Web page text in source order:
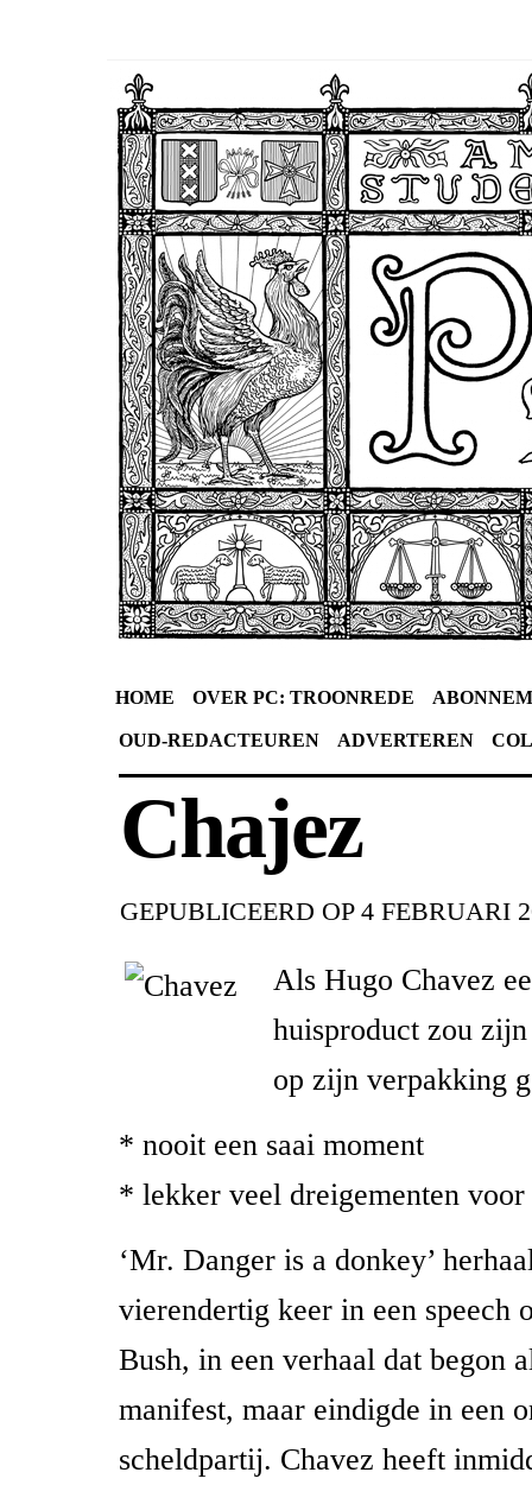
HOME OVER PC: TROONREDE
OUD-REDACTEUREN ADVERTEREN
Chajez
GEPUBLICEERD OP 4 FEBRUARI
Als Hugo Chavez
huisproduct zou
op zijn verpakking
* nooit een saai moment
* lekker veel dreigementen voor
‘Mr. Danger is a donkey’
vierendertig keer in een speech
Bush, in een verhaal dat begon
manifest, maar eindigde in een
scheldpartij. Chavez heeft